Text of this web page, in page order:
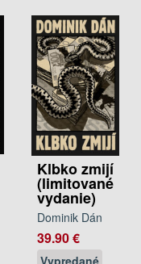
Klbko zmijí
(limitované
vydanie)
Dominik Dán
39.90 €